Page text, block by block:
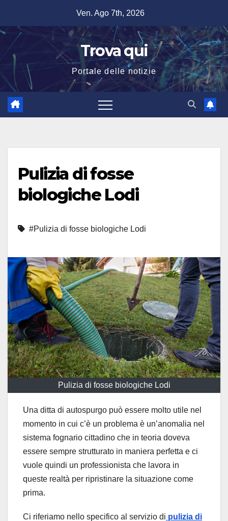
contenuto
Ven. Ago 7th, 2026
Trova qui
Portale delle notizie
Pulizia di fosse
biologiche Lodi
#Pulizia di fosse biologiche Lodi
Pulizia di fosse biologiche Lodi
Una ditta di autospurgo può essere molto utile nel
momento in cui c’è un problema è un’anomalia nel
sistema fognario cittadino che in teoria doveva
essere sempre strutturato in maniera perfetta e ci
vuole quindi un professionista che lavora in
queste realtà per ripristinare la situazione come
prima.
Ci riferiamo nello specifico al servizio di pulizia di